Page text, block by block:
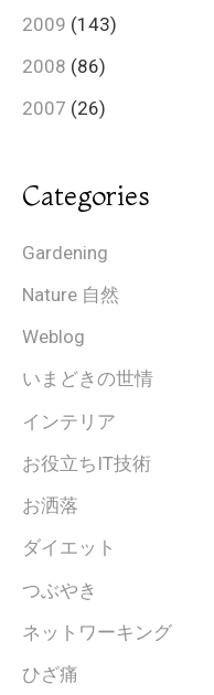
2009 (143)
2008 (86)
2007 (26)
Categories
Gardening
Nature 自然
Weblog
いまどきの世情
インテリア
お役立ちIT技術
お洒落
ダイエット
つぶやき
ネットワーキング
ひざ痛